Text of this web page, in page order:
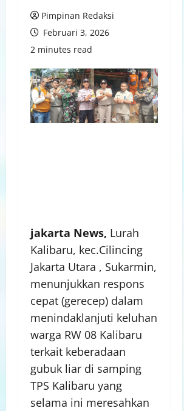
Pimpinan Redaksi
Februari 3, 2026
2 minutes read
jakarta News, Lurah
Kalibaru, kec.Cilincing
Jakarta Utara , Sukarmin,
menunjukkan respons
cepat (gerecep) dalam
menindaklanjuti keluhan
warga RW 08 Kalibaru
terkait keberadaan
gubuk liar di samping
TPS Kalibaru yang
selama ini meresahkan